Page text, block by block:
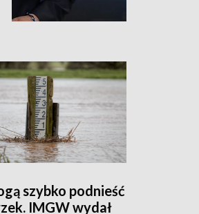
szybko podnieść
IMGW wydał